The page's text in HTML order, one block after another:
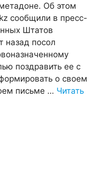
Об этом
сообщили в пресс-
Штатов
назад посол
поздравить ее с
о своем
письме … Читать